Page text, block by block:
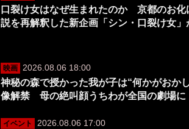
口裂け女はなぜ生まれたのか 京都のお化
説を再解釈した新企画「シン・口裂け女」
映画 2026.08.06 18:00
神秘の森で授かった我が子は“何かがおか
像解禁 母の絶叫顔うちわが全国の劇場に
イベント 2026.08.06 17:00